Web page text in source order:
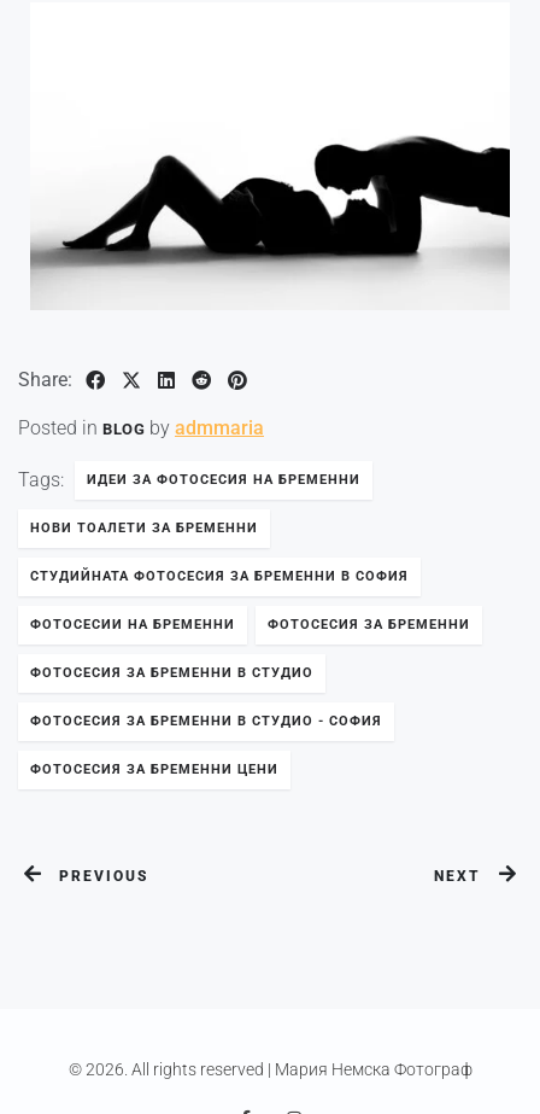
Share:
Posted in BLOG by admmaria
Tags: ИДЕИ ЗА ФОТОСЕСИЯ НА БРЕМЕННИ
НОВИ ТОАЛЕТИ ЗА БРЕМЕННИ
СТУДИЙНАТА ФОТОСЕСИЯ ЗА БРЕМЕННИ В СОФИЯ
ФОТОСЕСИИ НА БРЕМЕННИ ФОТОСЕСИЯ ЗА БРЕМЕННИ
ФОТОСЕСИЯ ЗА БРЕМЕННИ В СТУДИО
ФОТОСЕСИЯ ЗА БРЕМЕННИ В СТУДИО - СОФИЯ
ФОТОСЕСИЯ ЗА БРЕМЕННИ ЦЕНИ
PREVIOUS NEXT
© 2026. All rights reserved | Мария Немска Фотограф